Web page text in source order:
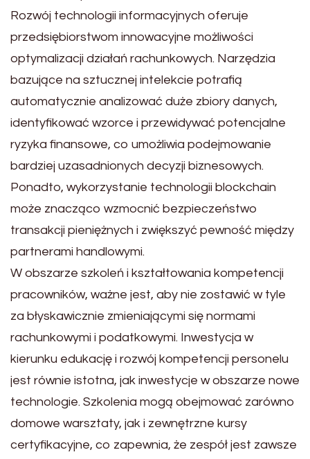
Rozwój technologii informacyjnych oferuje
przedsiębiorstwom innowacyjne możliwości
optymalizacji działań rachunkowych. Narzędzia
bazujące na sztucznej intelekcie potrafią
automatycznie analizować duże zbiory danych,
identyfikować wzorce i przewidywać potencjalne
ryzyka finansowe, co umożliwia podejmowanie
bardziej uzasadnionych decyzji biznesowych.
Ponadto, wykorzystanie technologii blockchain
może znacząco wzmocnić bezpieczeństwo
transakcji pieniężnych i zwiększyć pewność między
partnerami handlowymi.
W obszarze szkoleń i kształtowania kompetencji
pracowników, ważne jest, aby nie zostawić w tyle
za błyskawicznie zmieniającymi się normami
rachunkowymi i podatkowymi. Inwestycja w
kierunku edukację i rozwój kompetencji personelu
jest równie istotna, jak inwestycje w obszarze nowe
technologie. Szkolenia mogą obejmować zarówno
domowe warsztaty, jak i zewnętrzne kursy
certyfikacyjne, co zapewnia, że zespół jest zawsze